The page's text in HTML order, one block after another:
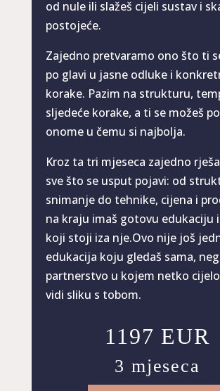
od nule ili slažeš cijeli sustav i
postojeće.
Zajedno pretvaramo ono što ti
po glavi u jasne odluke i
korake. Pazim na strukturu,
sljedeće korake, a ti se možeš
onome u čemu si najbolja.
Kroz ta tri mjeseca zajedno
sve što se usput pojavi: od
snimanje do tehnike, cijena i
na kraju imaš gotovu edukaciju
koji stoji iza nje.Ovo nije još
edukacija koju gledaš sama,
partnerstvo u kojem netko
vidi sliku s tobom.
1197 EUR
3 mjeseca